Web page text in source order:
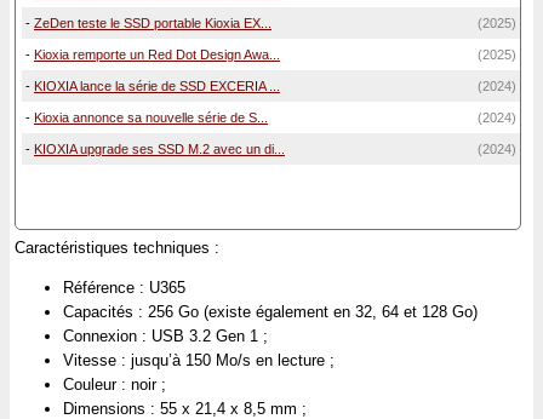
- ZeDen teste le SSD portable Kioxia EX... (2025)
- Kioxia remporte un Red Dot Design Awa... (2025)
- KIOXIA lance la série de SSD EXCERIA ... (2024)
- Kioxia annonce sa nouvelle série de S... (2024)
- KIOXIA upgrade ses SSD M.2 avec un di... (2024)
Caractéristiques techniques :
Référence : U365
Capacités : 256 Go (existe également en 32, 64 et 128 Go)
Connexion : USB 3.2 Gen 1 ;
Vitesse : jusqu’à 150 Mo/s en lecture ;
Couleur : noir ;
Dimensions : 55 x 21,4 x 8,5 mm ;